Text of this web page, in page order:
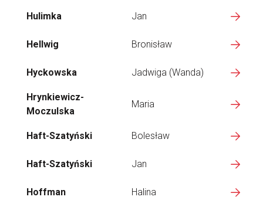
Hulimka Jan
Hellwig Bronisław
Hyckowska Jadwiga (Wanda)
Hrynkiewicz-
Moczulska
Maria
Haft-Szatyński Bolesław
Haft-Szatyński Jan
Hoffman Halina